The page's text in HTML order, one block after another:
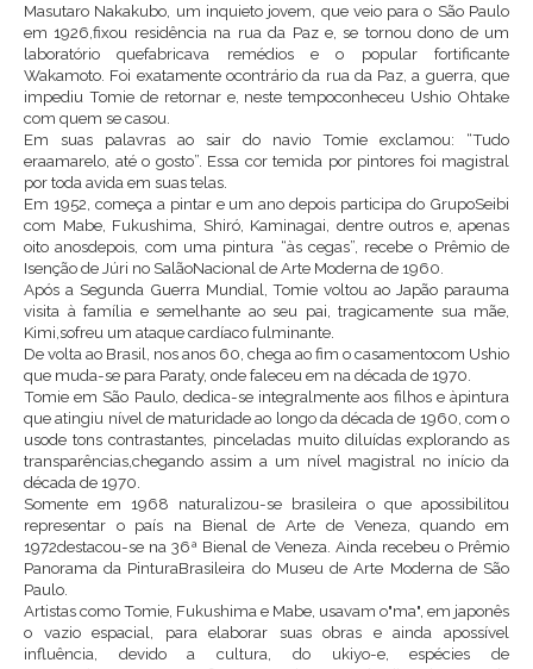
Masutaro Nakakubo, um inquieto jovem, que veio para o São Paulo
em 1926,fixou residência na rua da Paz e, se tornou dono de um
laboratório quefabricava remédios e o popular fortificante
Wakamoto. Foi exatamente ocontrário da rua da Paz, a guerra, que
impediu Tomie de retornar e, neste tempoconheceu Ushio Ohtake
com quem se casou.
Em suas palavras ao sair do navio Tomie exclamou: “Tudo
eraamarelo, até o gosto”. Essa cor temida por pintores foi magistral
por toda avida em suas telas.
Em 1952, começa a pintar e um ano depois participa do GrupoSeibi
com Mabe, Fukushima, Shiró, Kaminagai, dentre outros e, apenas
oito anosdepois, com uma pintura “às cegas”, recebe o Prêmio de
Isenção de Júri no SalãoNacional de Arte Moderna de 1960.
Após a Segunda Guerra Mundial, Tomie voltou ao Japão parauma
visita à família e semelhante ao seu pai, tragicamente sua mãe,
Kimi,sofreu um ataque cardíaco fulminante.
De volta ao Brasil, nos anos 60, chega ao fim o casamentocom Ushio
que muda-se para Paraty, onde faleceu em na década de 1970.
Tomie em São Paulo, dedica-se integralmente aos filhos e àpintura
que atingiu nível de maturidade ao longo da década de 1960, com o
usode tons contrastantes, pinceladas muito diluídas explorando as
transparências,chegando assim a um nível magistral no início da
década de 1970.
Somente em 1968 naturalizou-se brasileira o que apossibilitou
representar o país na Bienal de Arte de Veneza, quando em
1972destacou-se na 36ª Bienal de Veneza. Ainda recebeu o Prêmio
Panorama da PinturaBrasileira do Museu de Arte Moderna de São
Paulo.
Artistas como Tomie, Fukushima e Mabe, usavam o"ma", em japonês
o vazio espacial, para elaborar suas obras e ainda apossível
influência, devido a cultura, do ukiyo-e, espécies de